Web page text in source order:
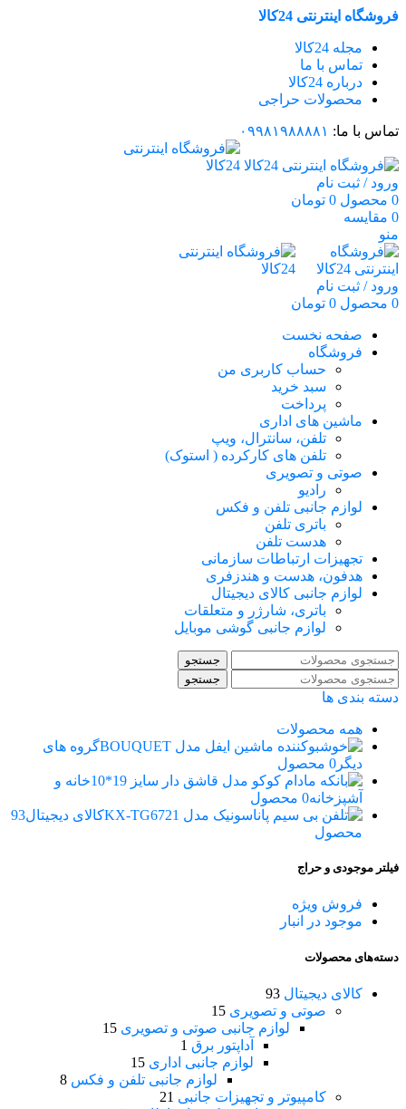
فروشگاه اینترنتی 24کالا
مجله 24کالا
تماس با ما
درباره 24کالا
محصولات حراجی
تماس با ما: ۰۹۹۸۱۹۸۸۸۸۱
ورود / ثبت نام
0 محصول 0 تومان
0 مقایسه
منو
ورود / ثبت نام
0 محصول 0 تومان
صفحه نخست
فروشگاه
حساب کاربری من
سبد خرید
پرداخت
ماشین های اداری
تلفن، سانترال، ویپ
تلفن های کارکرده ( استوک)
صوتی و تصویری
رادیو
لوازم جانبی تلفن و فکس
باتری تلفن
هدست تلفن
تجهیزات ارتباطات سازمانی
هدفون، هدست و هندزفری
لوازم جانبی کالای دیجیتال
باتری، شارژر و متعلقات
لوازم جانبی گوشی موبایل
جستجو
جستجو
دسته بندی ها
همه محصولات
گروه های
دیگر 0 محصول
خانه و
آشپزخانه0 محصول
کالای دیجیتال93
محصول
فیلتر موجودی و حراج
فروش ویژه
موجود در انبار
دسته‌های محصولات
کالای دیجیتال 93
صوتی و تصویری 15
لوازم جانبی صوتی و تصویری 15
آداپتور برق 1
لوازم جانبی اداری 15
لوازم جانبی تلفن و فکس 8
کامپیوتر و تجهیزات جانبی 21